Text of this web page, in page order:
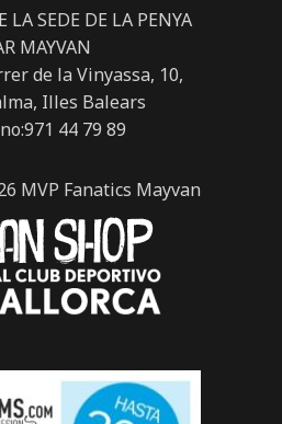
LA SEDE DE LA PENYA
MAYVAN
de la Vinyassa, 10,
Illes Balears
44 79 89
MVP Fanatics Mayvan